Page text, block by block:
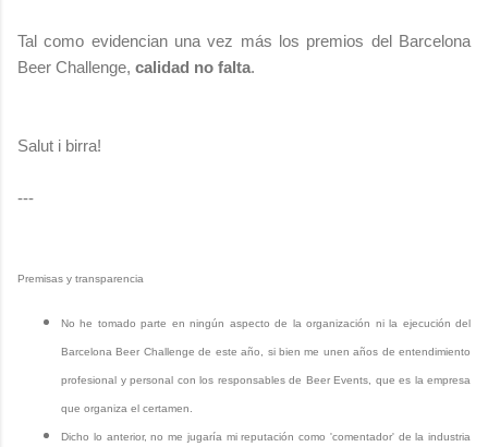
Tal como evidencian una vez más los premios del Barcelona
Beer Challenge, calidad no falta.
Salut i birra!
---
Premisas y transparencia
No he tomado parte en ningún aspecto de la organización ni la ejecución del
Barcelona Beer Challenge de este año, si bien me unen años de entendimiento
profesional y personal con los responsables de Beer Events, que es la empresa
que organiza el certamen.
Dicho lo anterior, no me jugaría mi reputación como 'comentador' de la industria